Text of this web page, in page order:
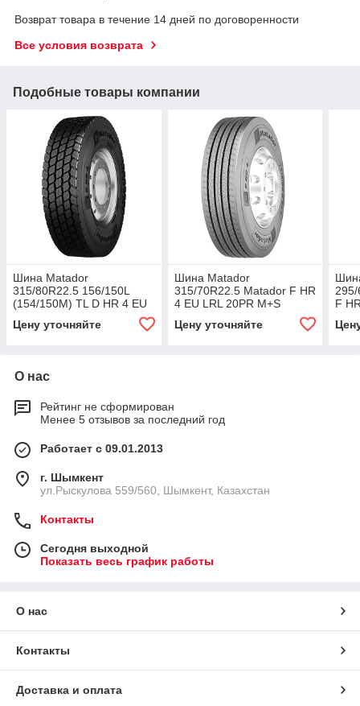
Возврат товара в течение 14 дней по договоренности
Все условия возврата
Подобные товары компании
Шина Matador
315/80R22.5 156/150L
(154/150M) TL D HR 4 EU
Цену уточняйте
Шина Matador
315/70R22.5 Matador F HR
4 EU LRL 20PR M+S
156/150L (154/150M) TL
Цену уточняйте
295/
F
О нас
Рейтинг не сформирован
Менее 5 отзывов за последний год
Работает с 09.01.2013
г. Шымкент
ул.Рыскулова 559/560, Шымкент, Казахстан
Контакты
Сегодня выходной
Показать весь график работы
О нас
Контакты
Доставка и оплата